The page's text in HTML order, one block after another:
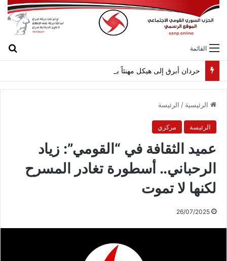
القائمة
حردان أبرق إلى هيكل مهنئاً بمناسبة عيد الجيش
الرئيسية / الرئيسة
الرئيسة مركزي
عميد الثقافة في “القومي”: زياد
الرحباني.. أسطورة تغادر المسرح
لكنها لا تموت
26/07/2025